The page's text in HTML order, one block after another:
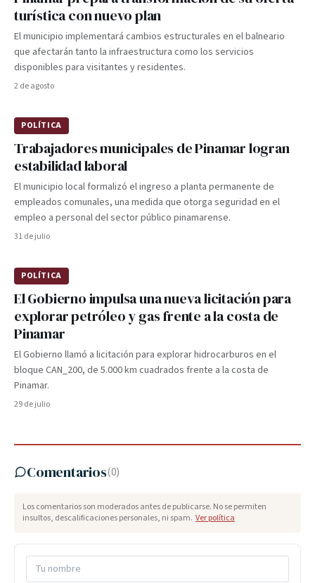
turística con nuevo plan
El municipio implementará cambios estructurales en el balneario
que afectarán tanto la infraestructura como los servicios
disponibles para visitantes y residentes.
2 de agosto
POLÍTICA
Trabajadores municipales de Pinamar logran
estabilidad laboral
El municipio local formalizó el ingreso a planta permanente de
empleados comunales, una medida que otorga seguridad en el
empleo a personal del sector público pinamarense.
31 de julio
POLÍTICA
El Gobierno impulsa una nueva licitación para
explorar petróleo y gas frente a la costa de
Pinamar
El Gobierno llamó a licitación para explorar hidrocarburos en el
bloque CAN_200, de 5.000 km cuadrados frente a la costa de
Pinamar.
29 de julio
Comentarios(0)
Los comentarios son moderados antes de publicarse. No se permiten
insultos, descalificaciones personales, ni spam. Ver política